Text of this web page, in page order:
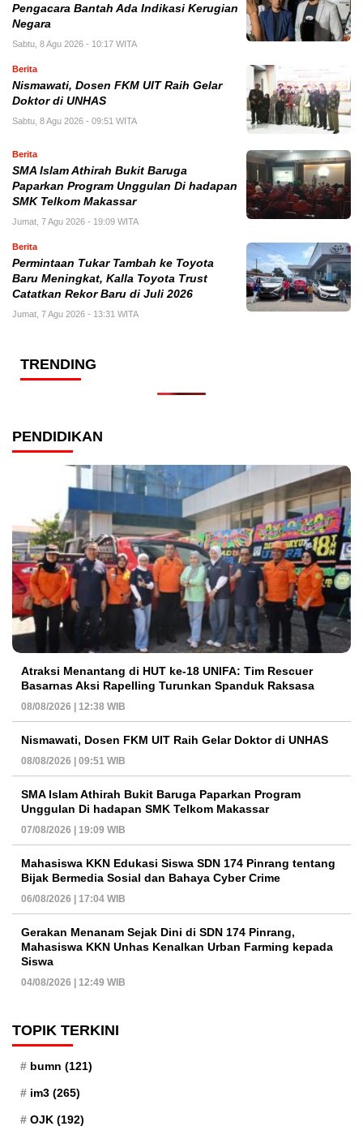
Pengacara Bantah Ada Indikasi Kerugian
Negara
Sabtu, 8 Agu 2026 - 10:17 WITA
Berita
Nismawati, Dosen FKM UIT Raih Gelar
Doktor di UNHAS
Sabtu, 8 Agu 2026 - 09:51 WITA
Berita
SMA Islam Athirah Bukit Baruga
Paparkan Program Unggulan Di hadapan
SMK Telkom Makassar
Jumat, 7 Agu 2026 - 19:09 WITA
Berita
Permintaan Tukar Tambah ke Toyota
Baru Meningkat, Kalla Toyota Trust
Catatkan Rekor Baru di Juli 2026
Jumat, 7 Agu 2026 - 13:31 WITA
TRENDING
PENDIDIKAN
Atraksi Menantang di HUT ke-18 UNIFA: Tim Rescuer
Basarnas Aksi Rapelling Turunkan Spanduk Raksasa
08/08/2026 | 12:38 WIB
Nismawati, Dosen FKM UIT Raih Gelar Doktor di UNHAS
08/08/2026 | 09:51 WIB
SMA Islam Athirah Bukit Baruga Paparkan Program
Unggulan Di hadapan SMK Telkom Makassar
07/08/2026 | 19:09 WIB
Mahasiswa KKN Edukasi Siswa SDN 174 Pinrang tentang
Bijak Bermedia Sosial dan Bahaya Cyber Crime
06/08/2026 | 17:04 WIB
Gerakan Menanam Sejak Dini di SDN 174 Pinrang,
Mahasiswa KKN Unhas Kenalkan Urban Farming kepada
Siswa
04/08/2026 | 12:49 WIB
TOPIK TERKINI
bumn (121)
im3 (265)
OJK (192)